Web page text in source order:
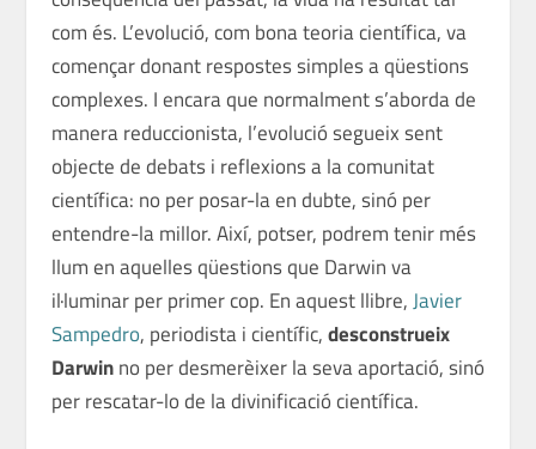
com és. L’evolució, com bona teoria científica, va
començar donant respostes simples a qüestions
complexes. I encara que normalment s’aborda de
manera reduccionista, l’evolució segueix sent
objecte de debats i reflexions a la comunitat
científica: no per posar-la en dubte, sinó per
entendre-la millor. Així, potser, podrem tenir més
llum en aquelles qüestions que Darwin va
il·luminar per primer cop. En aquest llibre,Javier
Sampedro, periodista i científic,desconstrueix
Darwinno per desmerèixer la seva aportació, sinó
per rescatar-lo de ladivinificació científica.